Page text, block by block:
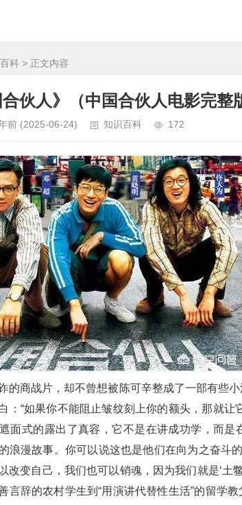
科 > 正文内容
伙人》（中国合伙人电影完整
前 (2025-06-24) 知识百科 172
的商战片，却不曾想被陈可辛整成了一部有些
：“如果你不能阻止皱纹刻上你的额头，那就让
面式的露出了真容，它不是在讲成功学，而
浪漫故事。你可以说这也是他们在向为之奋斗
改变自己，我们也可以销魂，因为我们就是‘土
言辞的农村学生到“用演讲代替性生活”的留学